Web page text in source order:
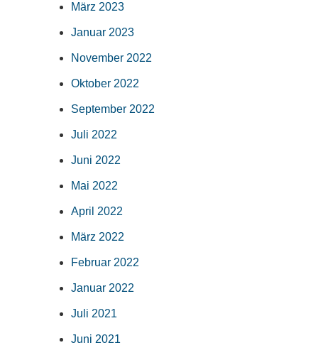
März 2023
Januar 2023
November 2022
Oktober 2022
September 2022
Juli 2022
Juni 2022
Mai 2022
April 2022
März 2022
Februar 2022
Januar 2022
Juli 2021
Juni 2021